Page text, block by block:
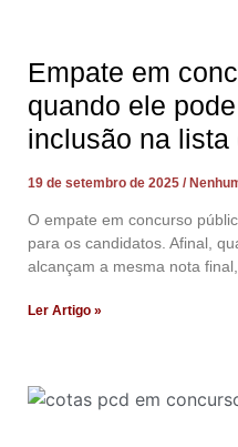
Empate em
quando ele
inclusão na lista
19 de setembro de 2025
O empate em concurso
para os candidatos. Afinal,
alcançam a mesma nota
Ler Artigo »